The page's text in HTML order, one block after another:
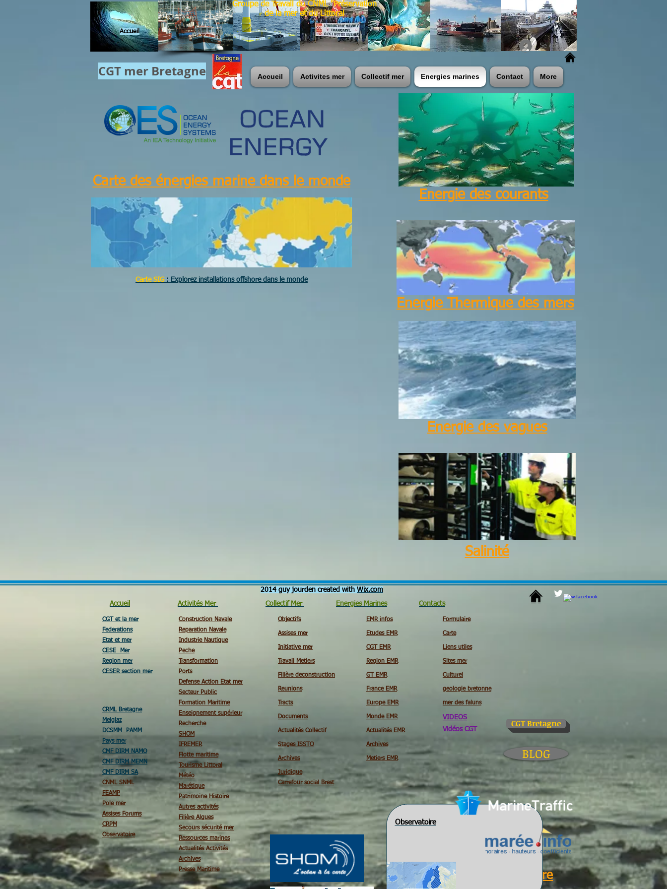
CGT mer​ Bretagne
Accueil
Accueil Activites mer Collectif mer Energies marines Contact More
Se connecter
Groupe de Travail du CNML "Préservation
de la mer et du Littoral
Carte des énergies marine dans le monde
Carte SIG: Explorez installations offshore dans le monde
Energie des courants
Energie Thermique des mers
Energie des vagues
Salinité
2014 guy jourden created with Wix.com
Accueil
Activités Mer Collectif Mer Energies Marines Contacts
CGT Bretagne
CGT et la mer
Federations
Etat et mer
CESE Mer
Region mer
CESER section mer
CRML Bretagne
Melglaz
DCSMM PAMM
Pays mer
CMF DIRM NAMO
CMF DIRM MEMN
CMF DIRM SA
CNML SNML
FEAMP
Pole mer
Assises Forums
CRPM
Observatoire
Construction Navale
Reparation Navale
Industrie Nautique
Peche
Transformation
Ports
Defense Action Etat mer
Secteur Public
Formation Maritime
Enseignement supérieur
Recherche
SHOM
IFREMER
Flotte maritime
Tourisme Littoral
Météo
Marétique
Patrimoine Histoire
Autres activités
Filière Algues
Secours sécurité mer
Ressources marines
Actualités Activités
Archives
Presse Maritime
Objectifs
Assises mer
Initiative mer
Travail Metiers
Filière deconstruction
Reunions
Tracts
Documents
Actualités Collectif
Stages ISSTO
Archives
Juridique
Carrefour social Brest
EMR infos
Etudes EMR
CGT EMR
Region EMR
GT EMR
France EMR
Europe EMR
Monde EMR
Actualités EMR
Archives
Metiers EMR
Formulaire
Carte
Liens utiles
Sites mer
Culturel
geologie bretonne
mer des faluns
VIDEOS
Vidéos CGT
BLOG
Glossaire
Observatoire